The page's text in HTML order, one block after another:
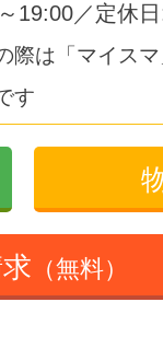
19:00／定休
際は「マイス
す
（無料）